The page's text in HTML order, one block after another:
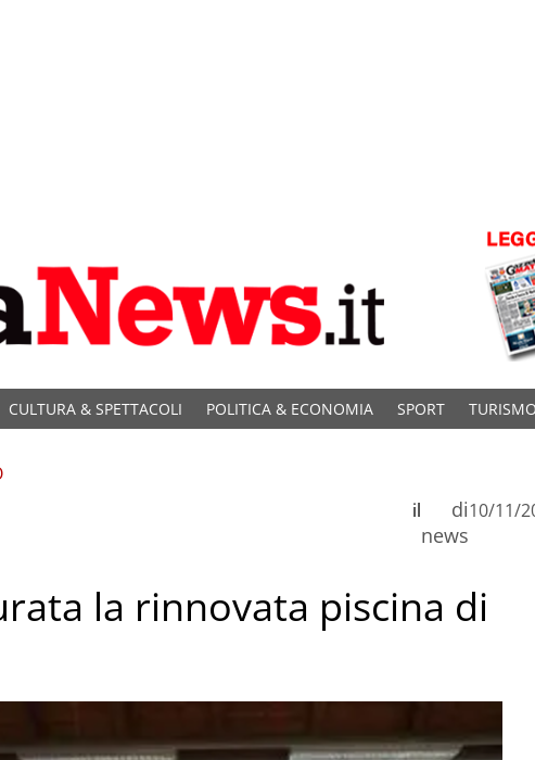
CULTURA & SPETTACOLI POLITICA & ECONOMIA SPORT
di
news
il 10/11/
la rinnovata piscina di